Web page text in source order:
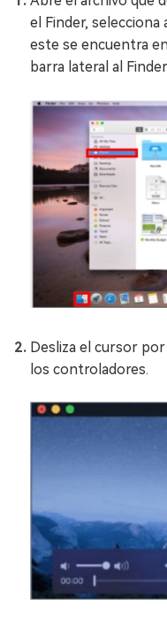
el Finder, selecciona
este se encuentra
barra lateral al
Desliza el cursor
los controladores.